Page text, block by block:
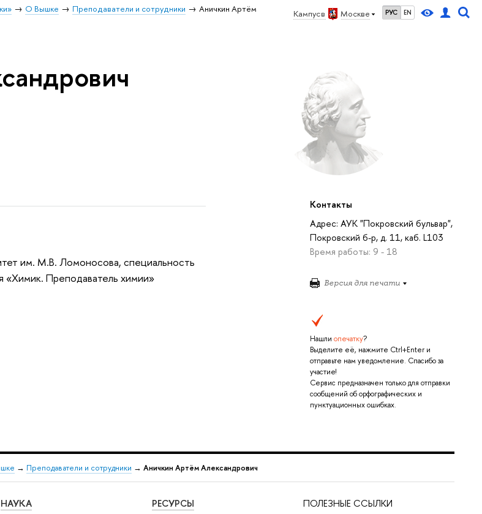
Кампус в Москве РУС EN
О Вышке Преподаватели и сотрудники
Аничкин Артём
Контакты
Адрес: АУК "Покровский бульвар",
Покровский б-р, д. 11, каб. L103
Время работы: 9 - 18
Версия для печати
Нашли опечатку?
Выделите её, нажмите Ctrl+Enter и
отправьте нам уведомление. Спасибо за
участие!
Сервис предназначен только для отправки
сообщений об орфографических и
пунктуационных ошибках.
им. М.В. Ломоносова, специальность
«Химик. Преподаватель химии»
→ Преподаватели и сотрудники → Аничкин Артём Александрович
НАУКА РЕСУРСЫ ПОЛЕЗНЫЕ ССЫЛКИ